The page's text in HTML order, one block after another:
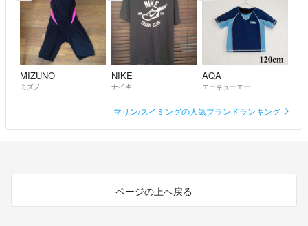
了解しました！
多分5年間使用されてるならオーバーホールしないといけないので、
もう少し値段下げて欲しいのですいかがでしょうか？
ばなな- 5年以上前
お問い合わせありがとうございます。オーバーホールはしてません。
保証書シールはありますが、保証登録はしていません
あと、保証書がありますでしょうか？
MIZUNO
ミズノ
NIKE
ナイキ
AQA
エーキューエー
マリン/スイミングの人気ブランドランキング
ページの上へ戻る